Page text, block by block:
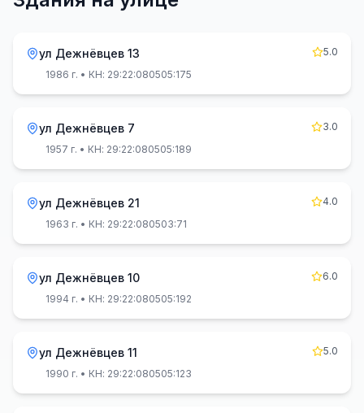
ул Дежнёвцев 13
5.0
1986 г. • КН: 29:22:080505:175
ул Дежнёвцев 7
3.0
1957 г. • КН: 29:22:080505:189
ул Дежнёвцев 21
4.0
1963 г. • КН: 29:22:080503:71
ул Дежнёвцев 10
6.0
1994 г. • КН: 29:22:080505:192
ул Дежнёвцев 11
5.0
1990 г. • КН: 29:22:080505:123